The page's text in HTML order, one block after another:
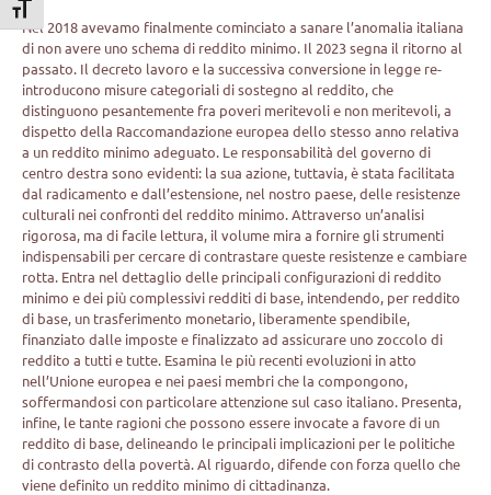
Attiva/disattiva dimensione testo
Nel 2018 avevamo finalmente cominciato a sanare l’anomalia italiana
di non avere uno schema di reddito minimo. Il 2023 segna il ritorno al
passato. Il decreto lavoro e la successiva conversione in legge re-
introducono misure categoriali di sostegno al reddito, che
distinguono pesantemente fra poveri meritevoli e non meritevoli, a
dispetto della Raccomandazione europea dello stesso anno relativa
a un reddito minimo adeguato. Le responsabilità del governo di
centro destra sono evidenti: la sua azione, tuttavia, è stata facilitata
dal radicamento e dall’estensione, nel nostro paese, delle resistenze
culturali nei confronti del reddito minimo. Attraverso un’analisi
rigorosa, ma di facile lettura, il volume mira a fornire gli strumenti
indispensabili per cercare di contrastare queste resistenze e cambiare
rotta. Entra nel dettaglio delle principali configurazioni di reddito
minimo e dei più complessivi redditi di base, intendendo, per reddito
di base, un trasferimento monetario, liberamente spendibile,
finanziato dalle imposte e finalizzato ad assicurare uno zoccolo di
reddito a tutti e tutte. Esamina le più recenti evoluzioni in atto
nell’Unione europea e nei paesi membri che la compongono,
soffermandosi con particolare attenzione sul caso italiano. Presenta,
infine, le tante ragioni che possono essere invocate a favore di un
reddito di base, delineando le principali implicazioni per le politiche
di contrasto della povertà. Al riguardo, difende con forza quello che
viene definito un reddito minimo di cittadinanza.